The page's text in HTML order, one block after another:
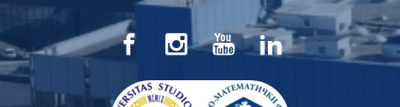
Скип то маин цонтент